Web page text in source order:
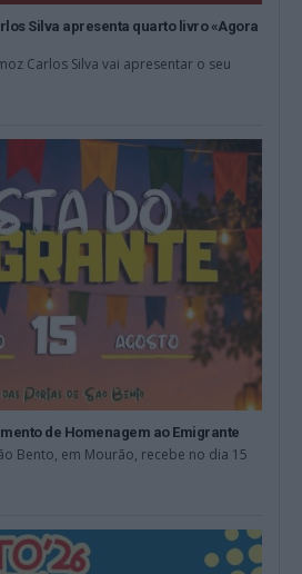
Silva apresenta quarto livro «Agora
Carlos Silva vai apresentar o seu
de Homenagem ao Emigrante
Bento, em Mourão, recebe no dia 15